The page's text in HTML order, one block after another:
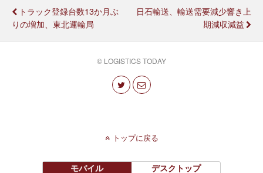
トラック登録台数13か月ぶ
りの増加、東北運輸局
日石輸送、輸送需要減少響き上
期減収減益
© LOGISTICS TODAY
トップに戻る
モバイル デスクトップ